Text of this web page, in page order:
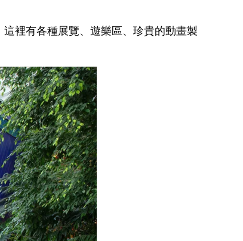
裡有各種展覽、遊樂區、珍貴的動畫製